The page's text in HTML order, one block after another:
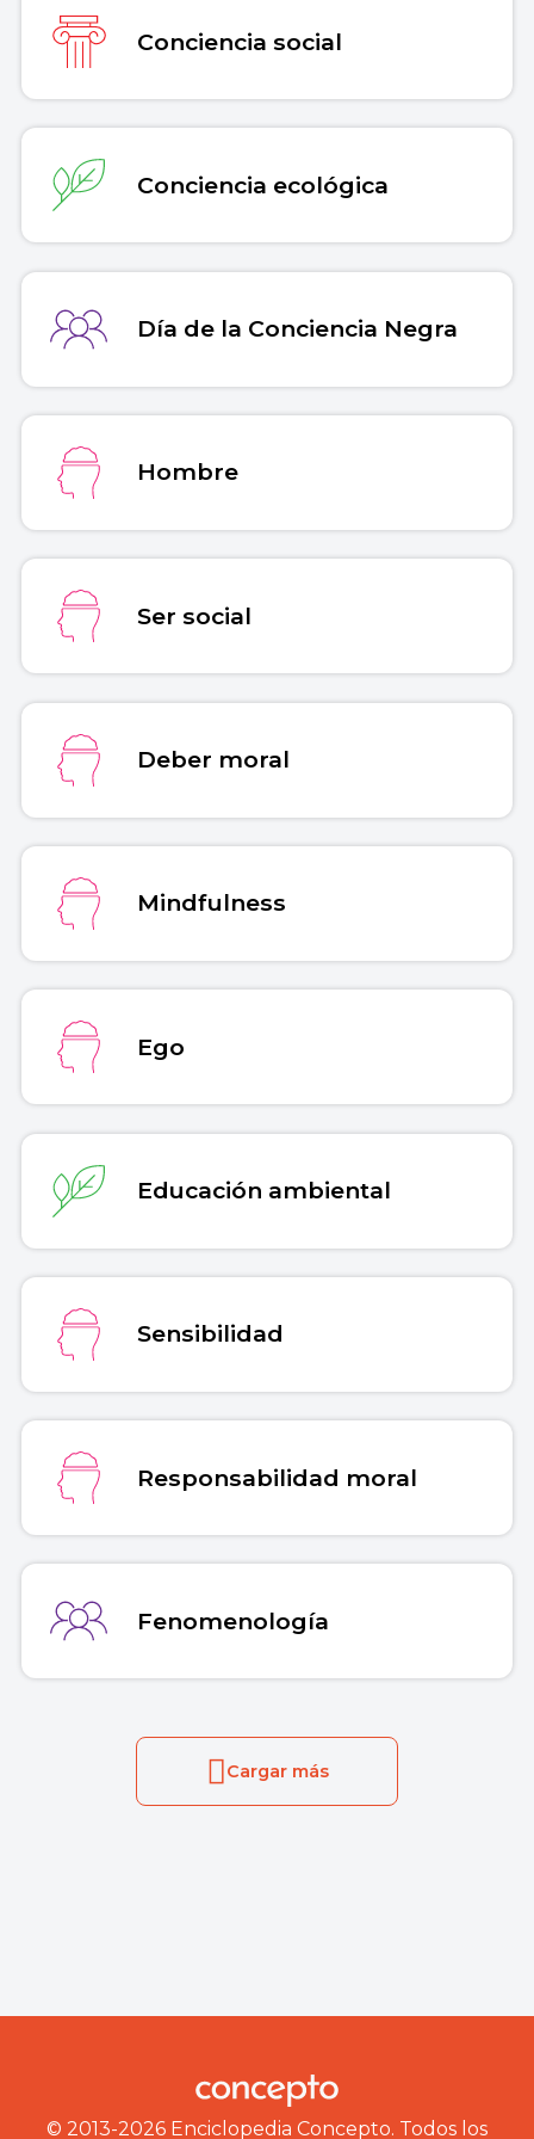
Copiar cita
Conciencia social
Conciencia ecológica
Día de la Conciencia Negra
Hombre
Ser social
Deber moral
Mindfulness
Ego
Educación ambiental
Sensibilidad
Responsabilidad moral
Fenomenología
Cargar más
© 2013-2026 Enciclopedia Concepto. Todos los